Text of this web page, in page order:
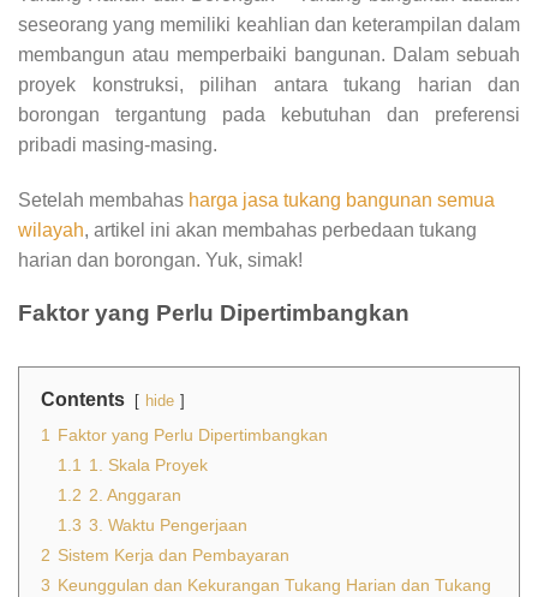
seseorang yang memiliki keahlian dan keterampilan dalam
membangun atau memperbaiki bangunan. Dalam sebuah
proyek konstruksi, pilihan antara tukang harian dan
borongan tergantung pada kebutuhan dan preferensi
pribadi masing-masing.
Setelah membahas harga jasa tukang bangunan semua
wilayah, artikel ini akan membahas perbedaan tukang
harian dan borongan. Yuk, simak!
Faktor yang Perlu Dipertimbangkan
Contents hide
1 Faktor yang Perlu Dipertimbangkan
1.1 1. Skala Proyek
1.2 2. Anggaran
1.3 3. Waktu Pengerjaan
2 Sistem Kerja dan Pembayaran
3 Keunggulan dan Kekurangan Tukang Harian dan Tukang